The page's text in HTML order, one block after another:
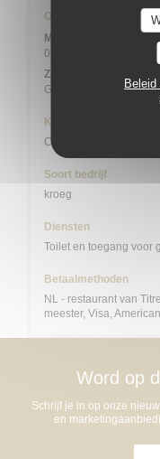
Beleid
Openingstijden
Maa
09:00 - 13:45
19:00
Zondag
Gesloten
Keuken
Creatief, Bistronomique
Soort bedrijf
kroeg
Diensten
Toilet en toegang voor
Betaalmethoden
NL - restaurant van
meester, Visa,
Word op
Schrijf je in op onze
en